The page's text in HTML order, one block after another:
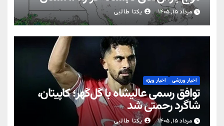
مرداد ۱۵, ۱۴۰۵ یکتا طالبی
اخبار ورزشی اخبار ویژه
توافق رسمی عالیشاه با گل‌گهر؛ کاپیتان،
شاگرد رحمتی شد
مرداد ۱۵, ۱۴۰۵ یکتا طالبی